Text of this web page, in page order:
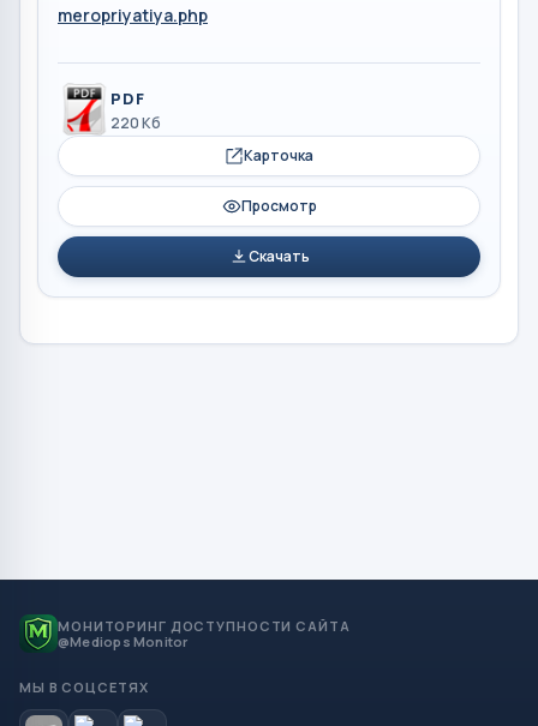
meropriyatiya.php
PDF
220 Кб
Карточка
Просмотр
Скачать
МОНИТОРИНГ ДОСТУПНОСТИ САЙТА
@Mediops Monitor
МЫ В СОЦСЕТЯХ